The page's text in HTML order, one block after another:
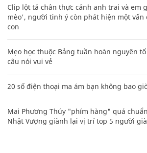
Clip lột tả chân thực cảnh anh trai và em
mèo', người tinh ý còn phát hiện một vấn
con
Mẹo học thuộc Bảng tuần hoàn nguyên
câu nói vui vẻ
20 số điện thoại ma ám bạn không bao
Mai Phương Thúy "phím hàng" quá
Nhật Vượng giành lại vị trí top 5 người